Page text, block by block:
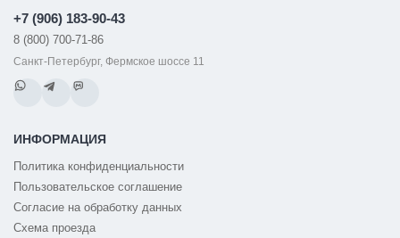
+7 (906) 183-90-43
8 (800) 700-71-86
Санкт-Петербург, Фермское шоссе 11
ИНФОРМАЦИЯ
Политика конфиденциальности
Пользовательское соглашение
Согласие на обработку данных
Схема проезда